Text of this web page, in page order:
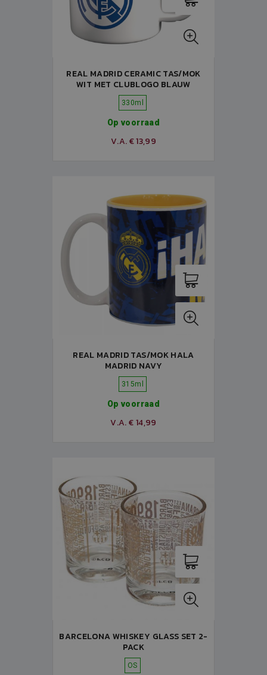
REAL MADRID CERAMIC TAS/MOK
WIT MET CLUBLOGO BLAUW
330ml
Op voorraad
V.A. € 13,99
REAL MADRID TAS/MOK HALA
MADRID NAVY
315ml
Op voorraad
V.A. € 14,99
BARCELONA WHISKEY GLASS SET 2-
PACK
OS